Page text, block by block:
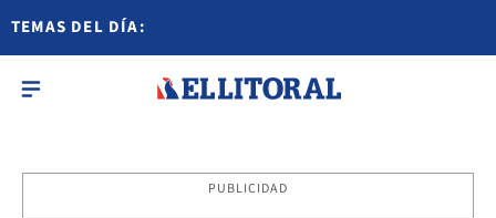
TEMAS DEL DÍA:
PUBLICIDAD